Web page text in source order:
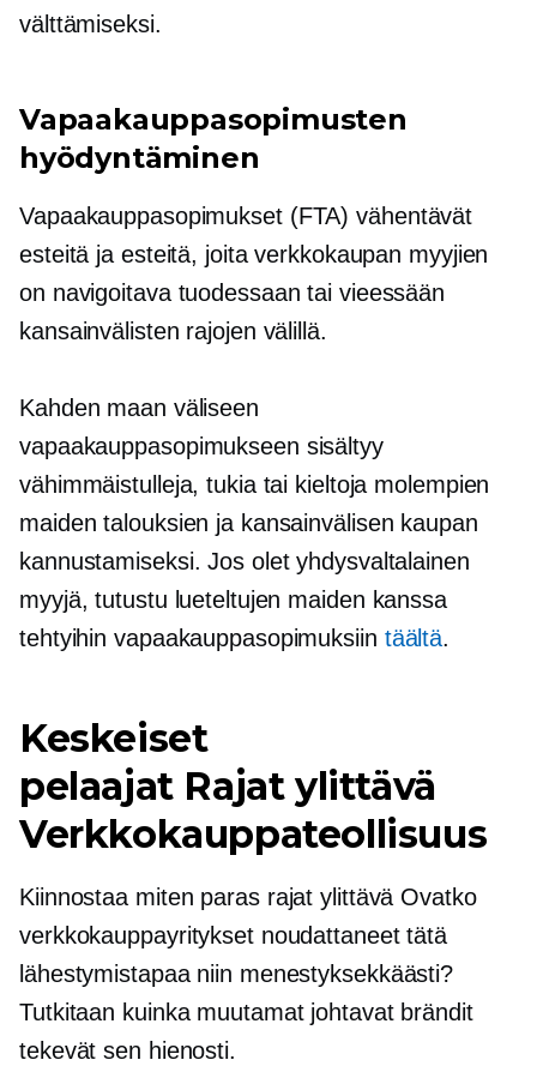
välttämiseksi.
Vapaakauppasopimusten
hyödyntäminen
Vapaakauppasopimukset (FTA) vähentävät
esteitä ja esteitä, joita verkkokaupan myyjien
on navigoitava tuodessaan tai vieessään
kansainvälisten rajojen välillä.
Kahden maan väliseen
vapaakauppasopimukseen sisältyy
vähimmäistulleja, tukia tai kieltoja molempien
maiden talouksien ja kansainvälisen kaupan
kannustamiseksi. Jos olet yhdysvaltalainen
myyjä, tutustu lueteltujen maiden kanssa
tehtyihin vapaakauppasopimuksiin täältä.
Keskeiset
pelaajat Rajat ylittävä
Verkkokauppateollisuus
Kiinnostaa miten paras rajat ylittävä Ovatko
verkkokauppayritykset noudattaneet tätä
lähestymistapaa niin menestyksekkäästi?
Tutkitaan kuinka muutamat johtavat brändit
tekevät sen hienosti.